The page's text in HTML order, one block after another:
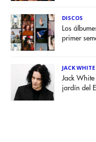
DISCOS
Los
primer
JACK WHITE
Jack
jardín del